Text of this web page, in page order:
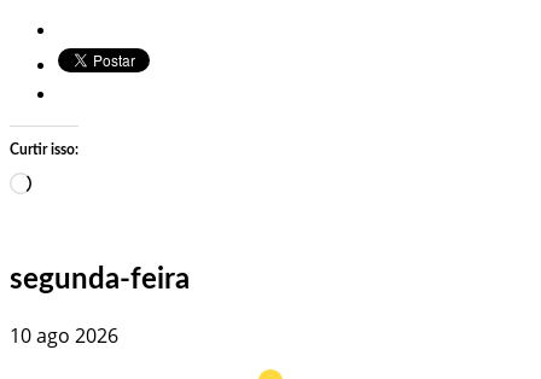
Curtir isso:
Carregando…
segunda-feira
10 ago 2026